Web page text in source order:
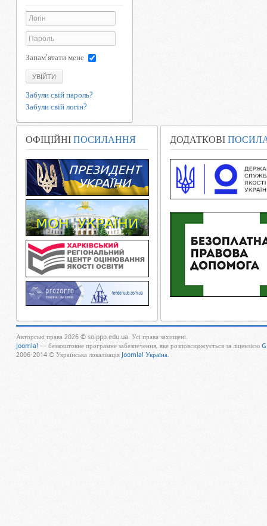
Запам'ятати мене
УВІЙТИ
Забули свій пароль?
Забули свій логін?
ОФІЦІЙНІ ПОСИЛАННЯ ДОДАТКОВІ
Авторські права 2026 © soippo.edu.ua. Усі права захищені.
Joomla! — безкоштовне програмне забезпечення, яке розповсюджується за ліцензією
2006-2014 © Українська локалізація Joomla! Україна.